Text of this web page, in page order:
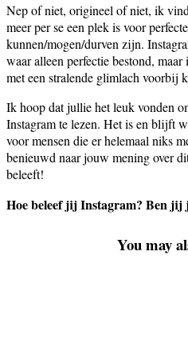
Nep of niet, origineel of niet, ik
meer per se een plek is voor
kunnen/mogen/durven zijn.
waar alleen perfectie bestond,
met een stralende glimlach voorbij
Ik hoop dat jullie het leuk vonden
Instagram te lezen. Het is en blijft
voor mensen die er helemaal niks
benieuwd naar jouw mening over
beleeft!
Hoe beleef jij Instagram? Ben jij
You may